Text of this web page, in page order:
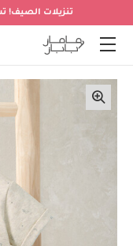
تنزيلات الصيف!